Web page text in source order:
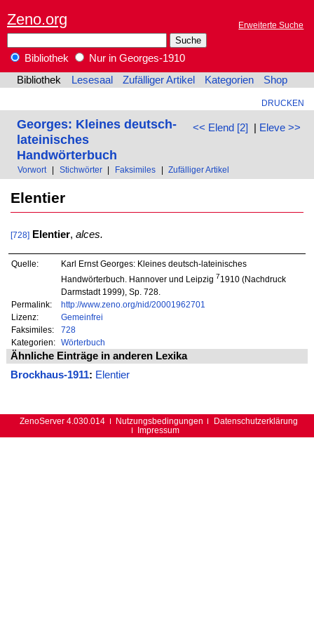
Zeno.org Erweiterte Suche
Bibliothek
Nur in Georges-1910
Bibliothek
Lesesaal Zufälliger Artikel Kategorien Shop
DRUCKEN
<< Elend [2] | Eleve >>
Georges: Kleines deutsch-
lateinisches
Handwörterbuch
Vorwort Stichwörter Faksimiles Zufälliger Artikel
Elentier
[728] Elentier, alces.
Quelle:
Karl Ernst Georges: Kleines deutsch-lateinisches
Handwörterbuch. Hannover und Leipzig 71910 (Nachdruck
Darmstadt 1999), Sp. 728.
Permalink:
http://www.zeno.org/nid/20001962701
Lizenz:
Gemeinfrei
Faksimiles:
728
Kategorien:
Wörterbuch
Ähnliche Einträge in anderen Lexika
Brockhaus-1911: Elentier
ZenoServer 4.030.014 Nutzungsbedingungen
Datenschutzerklärung
Impressum